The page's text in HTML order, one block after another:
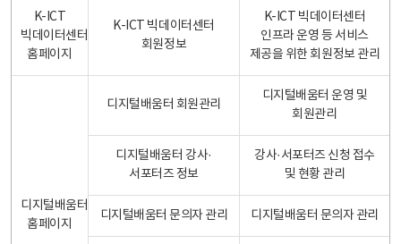
K-ICT
빅데이터센터
홈페이지
K-ICT 빅데이터센터
회원정보
K-ICT 빅데이터센터
인프라 운영 등 서비스
제공을 위한 회원정보 관리
디지털배움터
홈페이지
디지털배움터 회원관리
디지털배움터 운영 및
회원관리
디지털배움터 강사·
서포터즈 정보
강사·서포터즈 신청 접수
및 현황 관리
디지털배움터 문의자 관리 디지털배움터 문의자 관리